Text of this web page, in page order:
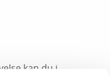
kan du i